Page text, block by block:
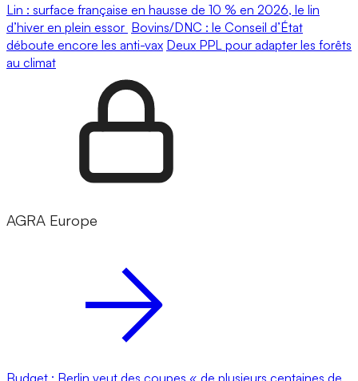
Lin : surface française en hausse de 10 % en 2026, le lin
d’hiver en plein essor Bovins/DNC : le Conseil d’État
déboute encore les anti-vax Deux PPL pour adapter les forêts
au climat
AGRA Europe
Budget : Berlin veut des coupes « de plusieurs centaines de